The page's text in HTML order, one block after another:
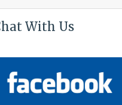
With Us